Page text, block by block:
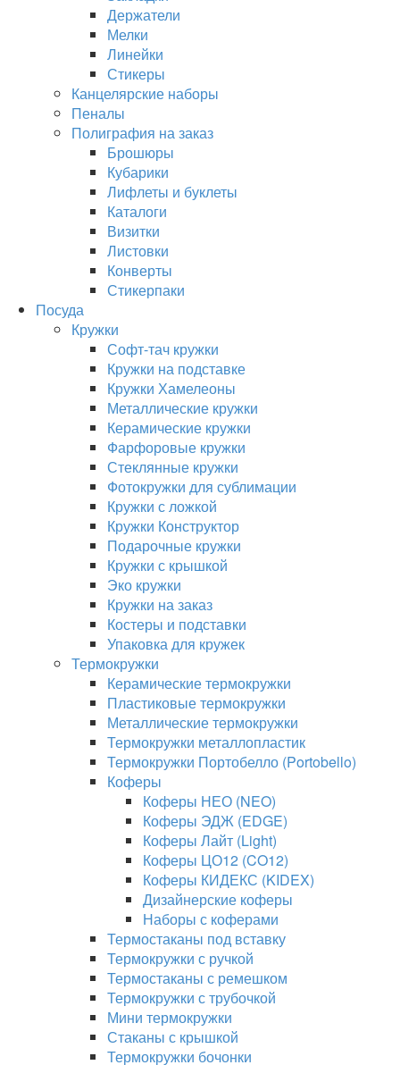
Держатели
Мелки
Линейки
Стикеры
Канцелярские наборы
Пеналы
Полиграфия на заказ
Брошюры
Кубарики
Лифлеты и буклеты
Каталоги
Визитки
Листовки
Конверты
Стикерпаки
Посуда
Кружки
Софт-тач кружки
Кружки на подставке
Кружки Хамелеоны
Металлические кружки
Керамические кружки
Фарфоровые кружки
Стеклянные кружки
Фотокружки для сублимации
Кружки с ложкой
Кружки Конструктор
Подарочные кружки
Кружки с крышкой
Эко кружки
Кружки на заказ
Костеры и подставки
Упаковка для кружек
Термокружки
Керамические термокружки
Пластиковые термокружки
Металлические термокружки
Термокружки металлопластик
Термокружки Портобелло (Portobello)
Коферы
Коферы НЕО (NEO)
Коферы ЭДЖ (EDGE)
Коферы Лайт (Light)
Коферы ЦО12 (CO12)
Коферы КИДЕКС (KIDEX)
Дизайнерские коферы
Наборы с коферами
Термостаканы под вставку
Термокружки с ручкой
Термостаканы с ремешком
Термокружки с трубочкой
Мини термокружки
Стаканы с крышкой
Термокружки бочонки